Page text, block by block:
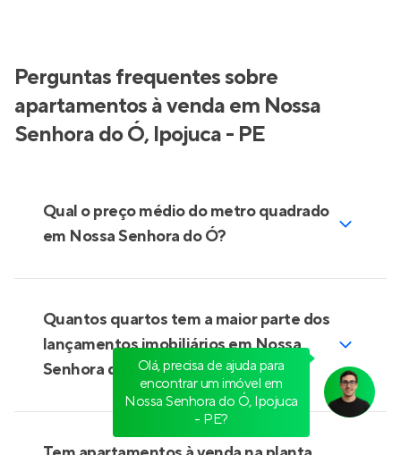
Perguntas frequentes sobre
apartamentos à venda em Nossa
Senhora do Ó, Ipojuca - PE
Qual o preço médio do metro quadrado
em Nossa Senhora do Ó?
Quantos quartos tem a maior parte dos
lançamentos imobiliários em Nossa
Senhora do Ó?Olá, precisa de ajuda para
encontrar um imóvel em
Nossa Senhora do Ó, Ipojuca
- PE?